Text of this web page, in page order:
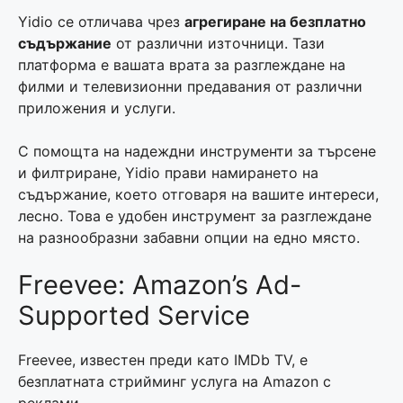
Yidio се отличава чрез агрегиране на безплатно
съдържание от различни източници. Тази
платформа е вашата врата за разглеждане на
филми и телевизионни предавания от различни
приложения и услуги.
С помощта на надеждни инструменти за търсене
и филтриране, Yidio прави намирането на
съдържание, което отговаря на вашите интереси,
лесно. Това е удобен инструмент за разглеждане
на разнообразни забавни опции на едно място.
Freevee: Amazon’s Ad-
Supported Service
Freevee, известен преди като IMDb TV, е
безплатната стрийминг услуга на Amazon с